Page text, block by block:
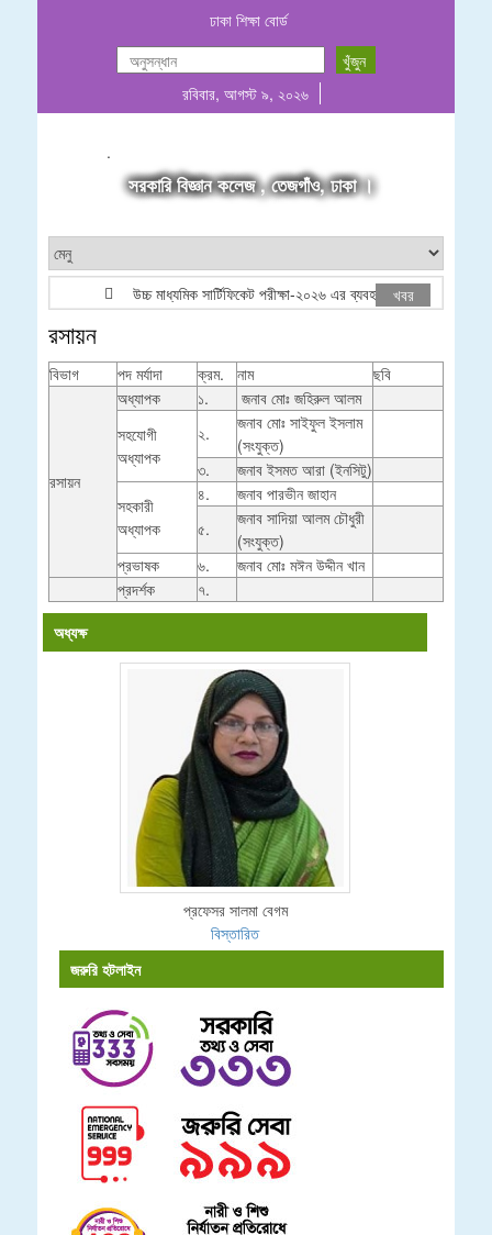
ঢাকা শিক্ষা বোর্ড
রবিবার, আগস্ট ৯, ২০২৬
.
সরকারি বিজ্ঞান কলেজ , তেজগাঁও, ঢাকা ।
উচ্চ মাধ্যমিক সার্টিফিকেট পরীক্ষা-২০২৬ এর ব্যবহারিক পরীক্ষার
খবর
রসায়ন
বিভাগ পদ মর্যাদা ক্রম. নাম ছবি
রসায়ন
অধ্যাপক ১.
জনাব মোঃ জহিরুল আলম
সহযোগী
অধ্যাপক
২.
জনাব মোঃ সাইফুল ইসলাম
(সংযুক্ত)
৩.
জনাব ইসমত আরা (ইনসিটু)
সহকারী
অধ্যাপক
৪.
জনাব পারভীন জাহান
৫.
জনাব সাদিয়া আলম চৌধুরী
(সংযুক্ত)
প্রভাষক
৬.
জনাব মোঃ মঈন উদ্দীন খান
প্রদর্শক
৭.
অধ্যক্ষ
প্রফেসর সালমা বেগম
বিস্তারিত
জরুরি হটলাইন